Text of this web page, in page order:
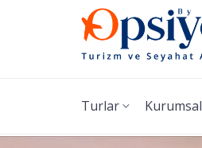
Turlar Kurumsal